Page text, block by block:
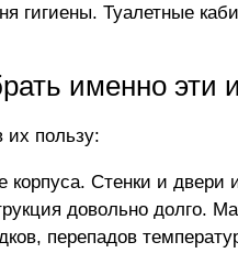
гигиены. Туалетные
именно эти
их пользу:
корпуса. Стенки и
довольно долго.
перепадов